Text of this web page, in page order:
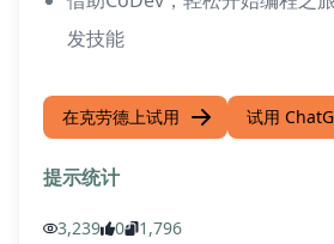
发技能
在克劳德上试用 试用
提示统计
3,239 0 1,796